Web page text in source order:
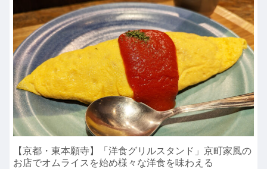
【京都・東本願寺】「洋食グリルスタンド」京町家風の
お店でオムライスを始め様々な洋食を味わえる